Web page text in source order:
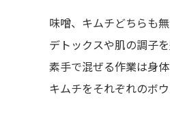
味噌、キムチどちらも
デトックスや肌の調子
素手で混ぜる作業は身
キムチをそれぞれのボ